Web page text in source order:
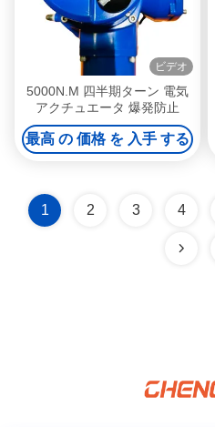
ビデオ
5000N.M 四半期ターン 電気
アクチュエータ 爆発防止
最高 の 価格 を 入手 する
1 2 3 4